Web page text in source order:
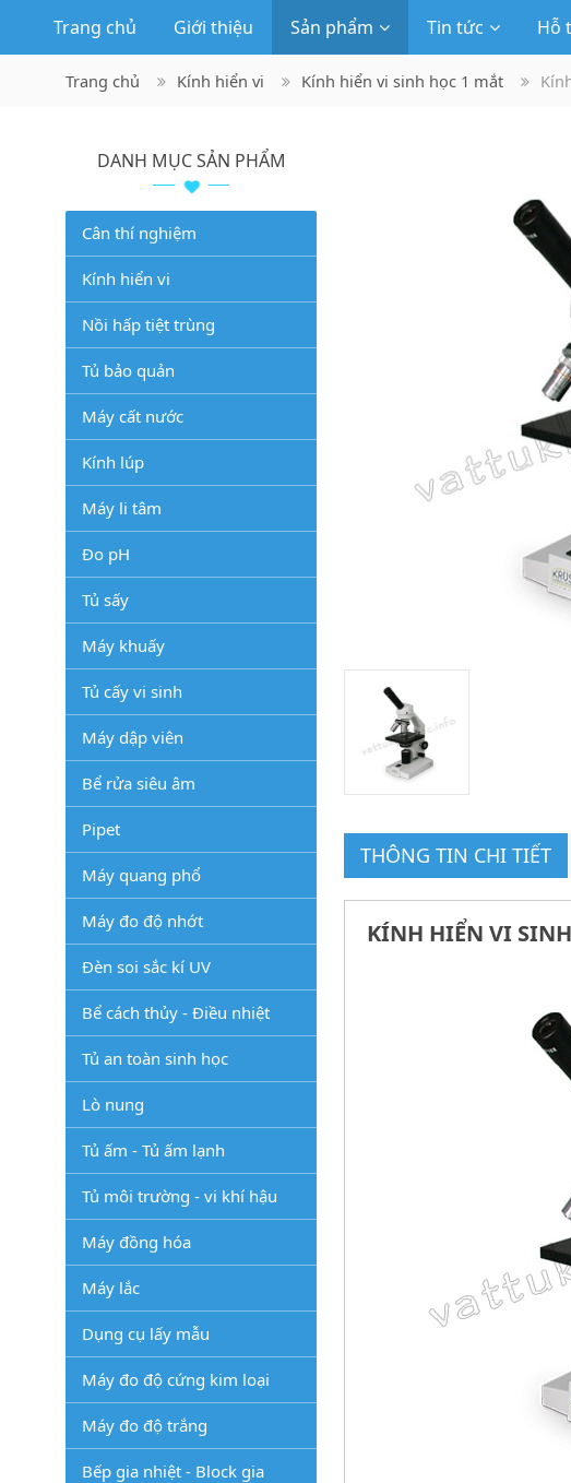
Trang chủ Giới thiệu Sản phẩm Tin tức Hỗ
Trang chủ Kính hiển vi Kính hiển vi sinh học 1 mắt
THÔNG TIN CHI TIẾT
KÍNH HIỂN VI
DANH MỤC SẢN PHẨM
Cân thí nghiệm
Kính hiển vi
Nồi hấp tiệt trùng
Tủ bảo quản
Máy cất nước
Kính lúp
Máy li tâm
Đo pH
Tủ sấy
Máy khuấy
Tủ cấy vi sinh
Máy dập viên
Bể rửa siêu âm
Pipet
Máy quang phổ
Máy đo độ nhớt
Đèn soi sắc kí UV
Bể cách thủy - Điều nhiệt
Tủ an toàn sinh học
Lò nung
Tủ ấm - Tủ ấm lạnh
Tủ môi trường - vi khí hậu
Máy đồng hóa
Máy lắc
Dụng cụ lấy mẫu
Máy đo độ cứng kim loại
Máy đo độ trắng
Bếp gia nhiệt - Block gia